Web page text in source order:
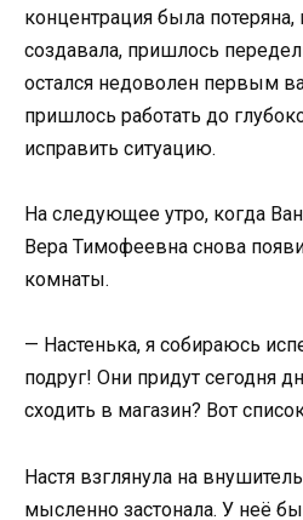
концентрация была
создавала, пришлось
остался недоволен первым
пришлось работать до
исправить ситуацию.
На следующее утро, когда
Вера Тимофеевна снова
комнаты.
— Настенька, я собираюсь
подруг! Они придут сегодня
сходить в магазин? Вот
Настя взглянула на
мысленно застонала. У неё